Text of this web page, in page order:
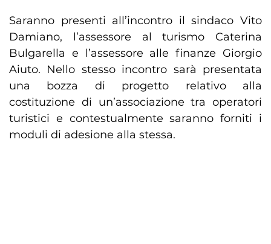
Saranno presenti all’incontro il sindaco Vito
Damiano, l’assessore al turismo Caterina
Bulgarella e l’assessore alle finanze Giorgio
Aiuto. Nello stesso incontro sarà presentata
una bozza di progetto relativo alla
costituzione di un’associazione tra operatori
turistici e contestualmente saranno forniti i
moduli di adesione alla stessa.